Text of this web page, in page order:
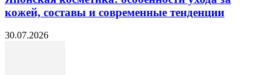
кожей, составы и современные тенденции
30.07.2026